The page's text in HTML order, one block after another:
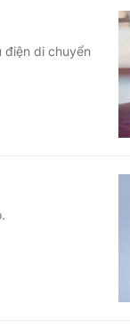
điện di chuyển